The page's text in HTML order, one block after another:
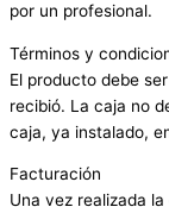
por un profesional.
Términos y
El producto debe
recibió. La caja no
caja, ya instalado,
Facturación
Una vez realizada